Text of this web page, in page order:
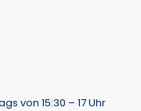
von 15:30 – 17 Uhr